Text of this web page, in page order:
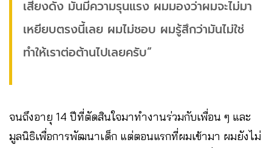
เสียงดัง มันมีความรุนแรง ผมมองว่าผมจะไม่มา
เหยียบตรงนี้เลย ผมไม่ชอบ ผมรู้สึกว่ามันไม่ใช่
ทำให้เราต่อต้านไปเลยครับ”​
จนถึงอายุ 14 ปีที่​ตัดสินใจมาทำงานร่วมกับเพื่อน ๆ ​และ
มูลนิธิเพื่อการพัฒนาเด็ก แต่ตอนแรกที่ผมเข้ามา ผมยังไม่